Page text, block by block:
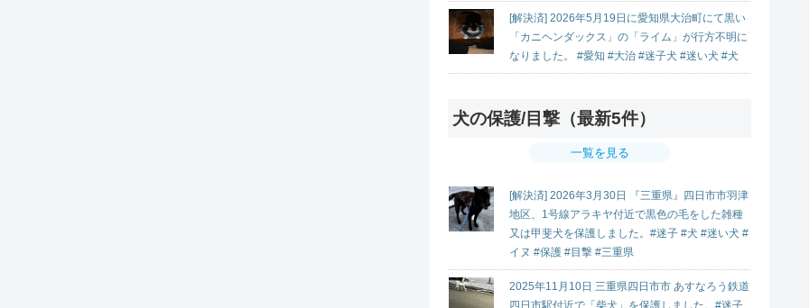
[解決済] 2026年5月19日に愛知県大治町にて黒い
「カニヘンダックス」の「ライム」が行方不明に
なりました。 #愛知 #大治 #迷子犬 #迷い犬 #犬
犬の保護/目撃（最新5件）
一覧を見る
[解決済] 2026年3月30日 『三重県』四日市市羽津
地区、1号線アラキヤ付近で黒色の毛をした雑種
又は甲斐犬を保護しました。#迷子 #犬 #迷い犬 #
イヌ #保護 #目撃 #三重県
2025年11月10日 三重県四日市市 あすなろう鉄道
四日市駅付近で「柴犬」を保護しました。#迷子